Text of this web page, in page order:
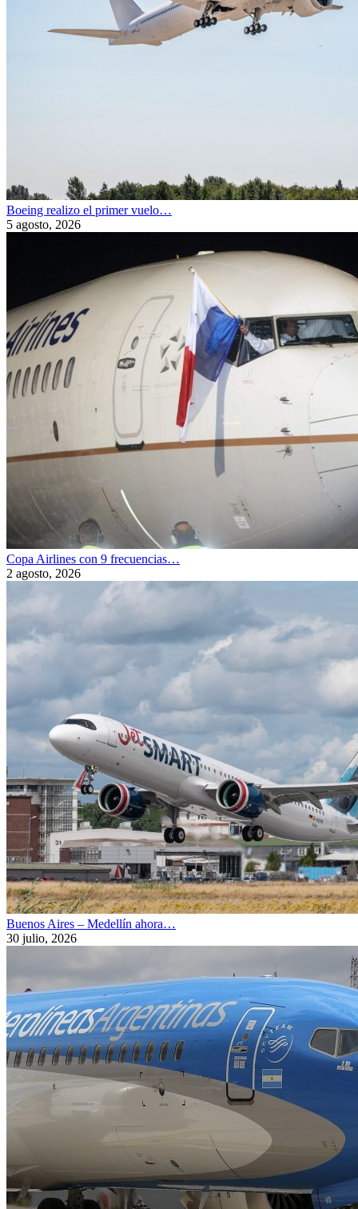
Boeing realizo el primer vuelo…
5 agosto, 2026
Copa Airlines con 9 frecuencias…
2 agosto, 2026
Buenos Aires – Medellín ahora…
30 julio, 2026